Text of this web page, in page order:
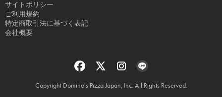
サイトポリシー
ご利用規約
特定商取引法に基づく表記
会社概要
Copyright Domino's Pizza Japan, Inc. All Rights Reserved.